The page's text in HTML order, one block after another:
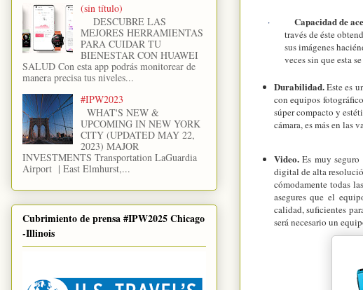
· Capacidad de
través de éste
sus imágenes
veces sin que esta
Durabilidad.Este es
con equipos
súper compacto y
cámara, es más en las
Video.Es muy seguro
digital de alta
cómodamente todas
asegures que el
calidad, suficientes
será necesario un
(sin título)
DESCUBRE LAS
MEJORES HERRAMIENTAS
PARA CUIDAR TU
BIENESTAR CON HUAWEI
SALUD Con esta app podrás monitorear de
manera precisa tus niveles...
#IPW2023
WHAT'S NEW &
UPCOMING IN NEW YORK
CITY (UPDATED MAY 22,
2023) MAJOR
INVESTMENTS Transportation LaGuardia
Airport | East Elmhurst,...
Cubrimiento de prensa #IPW2025 Chicago
-Illinois